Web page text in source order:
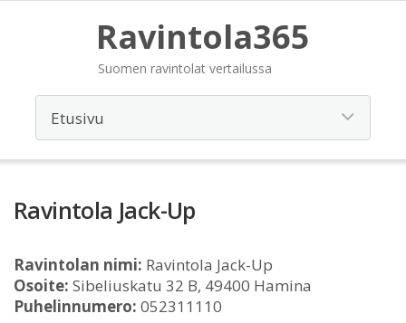
Ravintola365
Suomen ravintolat vertailussa
Ravintola Jack-Up
Ravintolan nimi: Ravintola Jack-Up
Osoite: Sibeliuskatu 32 B, 49400 Hamina
Puhelinnumero: 052311110